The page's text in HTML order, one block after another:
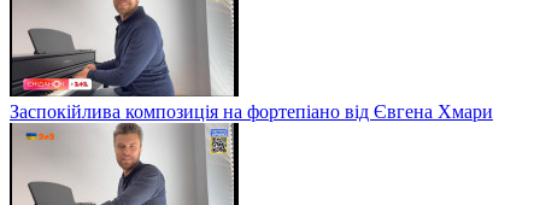
Заспокійлива композиція на фортепіано від Євгена Хмари